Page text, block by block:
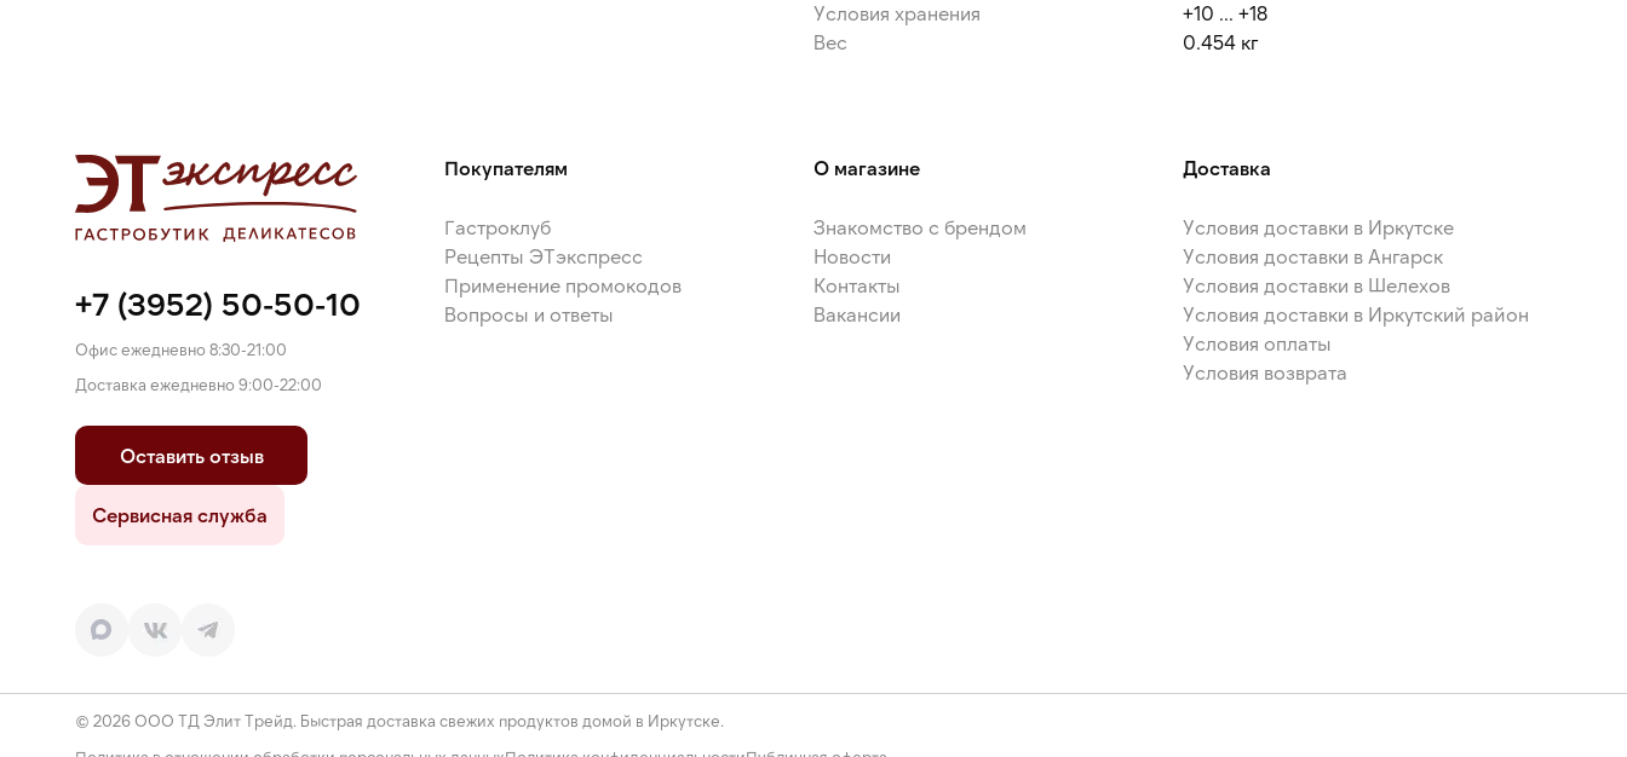
Условия хранения
+10 ... +18
Вес
0.454 кг
+7 (3952) 50-50-10
Офис ежедневно 8:30-21:00
Доставка ежедневно 9:00-22:00
Оставить отзыв
Сервисная служба
Покупателям
Гастроклуб
Рецепты ЭТэкспресс
Применение промокодов
Вопросы и ответы
О магазине
Знакомство с брендом
Новости
Контакты
Вакансии
Доставка
Условия доставки в Иркутске
Условия доставки в Ангарск
Условия доставки в Шелехов
Условия доставки в Иркутский район
Условия оплаты
Условия возврата
© 2026 ООО ТД Элит Трейд. Быстрая доставка свежих продуктов домой в Иркутске.